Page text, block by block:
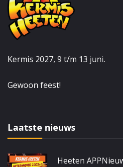
Kermis 2027, 9 t/m 13 juni.
Gewoon feest!
Laatste nieuws
Heeten APP